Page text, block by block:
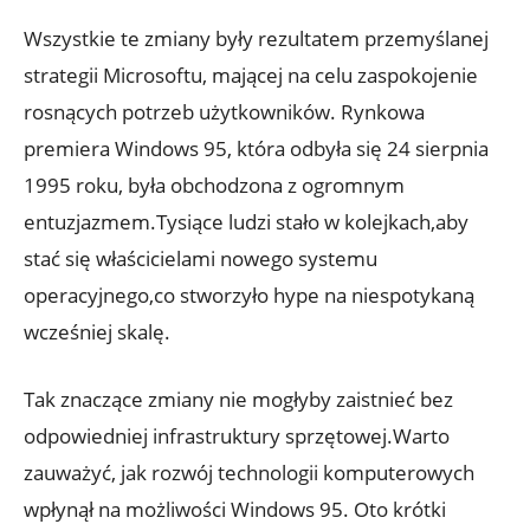
Wszystkie te zmiany były rezultatem przemyślanej
strategii Microsoftu, mającej na celu zaspokojenie
rosnących potrzeb użytkowników. Rynkowa
premiera Windows 95, która odbyła się 24 sierpnia
1995 roku, była obchodzona z ogromnym
entuzjazmem.Tysiące ludzi stało w kolejkach,aby
stać się właścicielami nowego systemu
operacyjnego,co stworzyło hype na niespotykaną
wcześniej skalę.
Tak znaczące zmiany nie mogłyby zaistnieć bez
odpowiedniej infrastruktury sprzętowej.Warto
zauważyć, jak rozwój technologii komputerowych
wpłynął na możliwości Windows 95. Oto krótki